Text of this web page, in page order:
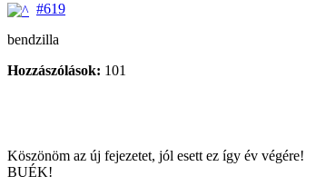
#619
bendzilla
Hozzászólások: 101
Köszönöm az új fejezetet, jól esett ez így év végére!
BUÉK!